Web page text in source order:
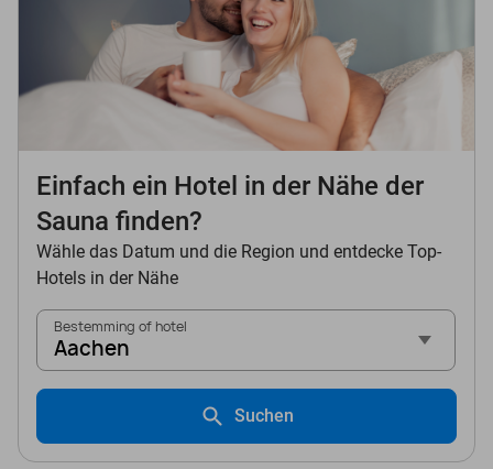
Einfach ein Hotel in der Nähe der
Sauna finden?
Wähle das Datum und die Region und entdecke Top-
Hotels in der Nähe
Bestemming of hotel
Aachen
Suchen